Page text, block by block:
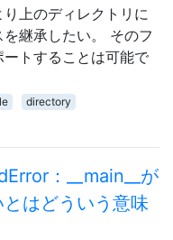
上のディレクトリに
継承したい。 そのフ
トすることは可能で
directory
：__main__が
はどういう意味